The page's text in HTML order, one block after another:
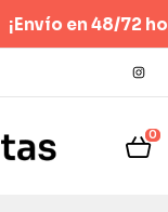
¡Envío en 48/72
0